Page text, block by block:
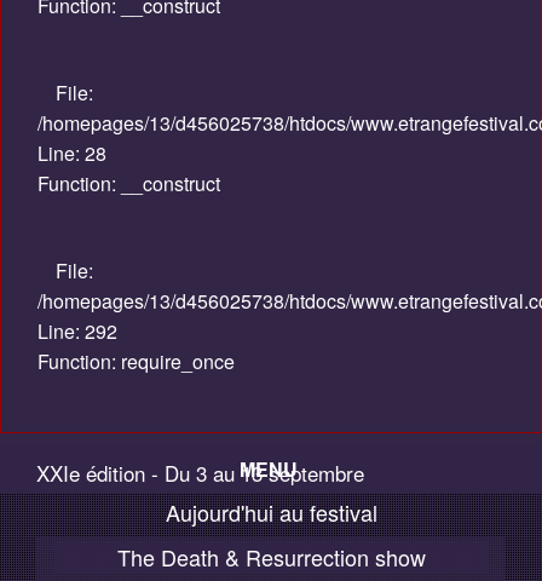
Function: __construct
File:
/homepages/13/d456025738/htdocs/
Line: 28
Function: __construct
File:
/homepages/13/d456025738/htdocs/
Line: 292
Function: require_once
XXIe édition - Du 3 au 13 septembre
2015
MENU
Accueil
Palmarès / Compétitions
Aujourd'hui au festival
The Death & Resurrection show